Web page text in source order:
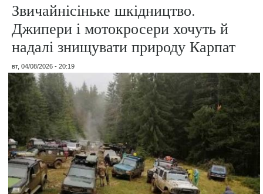
Звичайнісіньке шкідництво.
Джипери і мотокросери хочуть й
надалі знищувати природу Карпат
вт, 04/08/2026 - 20:19